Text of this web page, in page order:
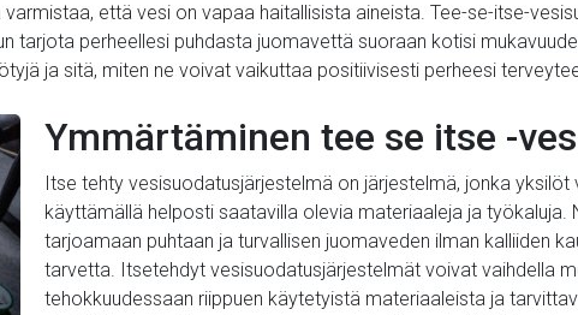
että vesi on vapaa haitallisista aineista. Tee-se-itse-
tarjota perheellesi puhdasta juomavettä suoraan kotisi
ja sitä, miten ne voivat vaikuttaa positiivisesti perheesi
Ymmärtäminen tee se itse -
Itse tehty vesisuodatusjärjestelmä on järjestelmä, jonka
käyttämällä helposti saatavilla olevia materiaaleja ja työkaluja.
tarjoamaan puhtaan ja turvallisen juomaveden ilman kalliiden
tarvetta. Itsetehdyt vesisuodatusjärjestelmät voivat vaihdella
tehokkuudessaan riippuen käytetyistä materiaaleista ja